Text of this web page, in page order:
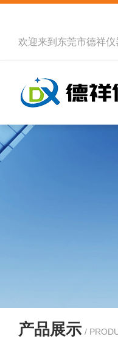
欢迎来到 东莞市德祥仪
产品展示 /